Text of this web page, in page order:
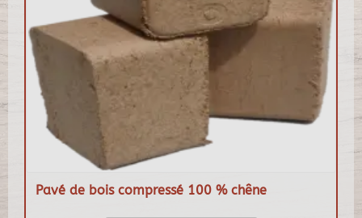
Pavé de bois compressé 100 % chêne